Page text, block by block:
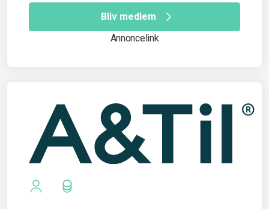
Bliv medlem
Annoncelink